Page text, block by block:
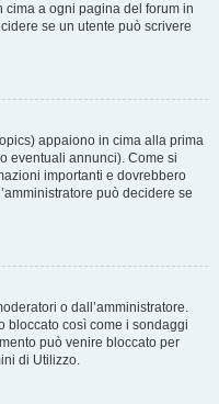
cima a ogni pagina del forum in
se un utente può scrivere
appaiono in cima alla prima
eventuali annunci). Come si
importanti e dovrebbero
può decidere se
o dall’amministratore.
bloccato così come i sondaggi
può venire bloccato per
di Utilizzo.